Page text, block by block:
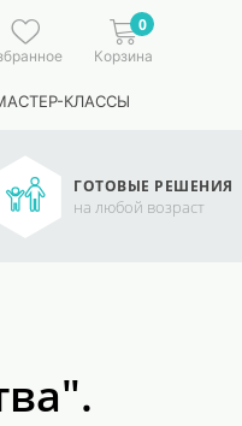
0
Корзина
КЛАССЫ
ГОТОВЫЕ РЕШЕНИЯ
на любой возраст